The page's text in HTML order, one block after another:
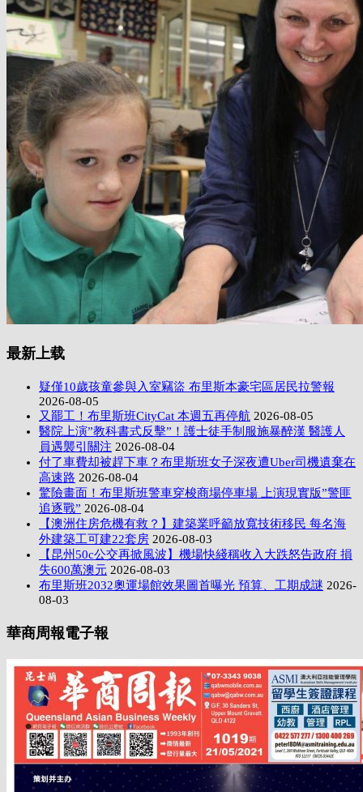
最新上载
疑僅10歲孩童參與入室竊盜 布里斯本豪宅區居民拉警報
2026-08-05
又罷工！布里斯班CityCat 本週五再停航 2026-08-05
醫院上演”教科書式反擊”！護士徒手制服施暴醉漢 醫護人
員遇襲引關注 2026-08-04
付了車費却被趕下車？布里斯班女子深夜遭Uber司機遺棄在
高速路 2026-08-04
驚險畫面！布里斯班警車穿梭商場停車場 上演現實版”警匪
追逐戰” 2026-08-04
【澳洲住房危機有救？】建築業呼籲放寬技術移民 每名海
外建築工可建22套房 2026-08-03
【昆州50c公交再掀風波】機場快綫稱收入大跌怒告政府 損
失600萬澳元 2026-08-03
布里斯班2032奧運場館效果圖首曝光 預算、工期成謎 2026-
08-03
華商周報電子報